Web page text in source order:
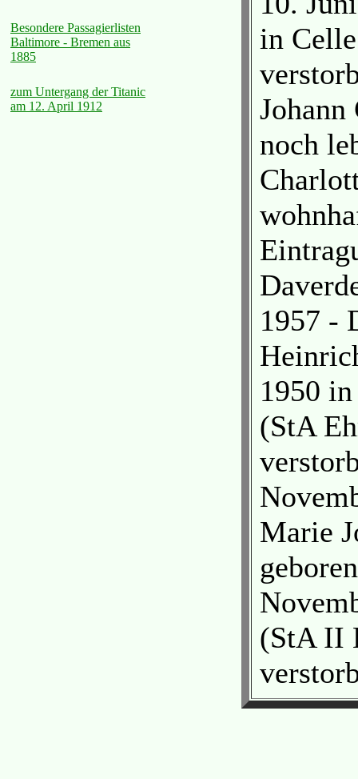
Besondere Passagierlisten
Baltimore - Bremen aus
1885
zum Untergang der Titanic
am 12. April 1912
in
Johann
noch
1957 -
1950
(StA
Marie
(StA II